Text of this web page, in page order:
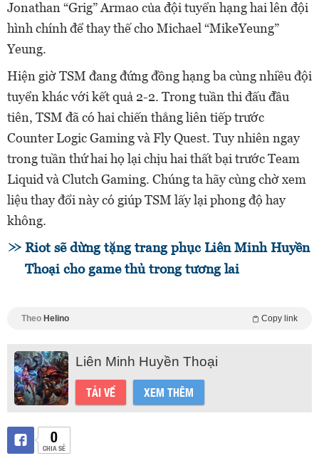
Jonathan “Grig” Armao của đội tuyển hạng hai lên đội
hình chính để thay thế cho Michael “MikeYeung”
Yeung.
Hiện giờ TSM đang đứng đồng hạng ba cùng nhiều đội
tuyển khác với kết quả 2-2. Trong tuần thi đấu đầu
tiên, TSM đã có hai chiến thắng liên tiếp trước
Counter Logic Gaming và Fly Quest. Tuy nhiên ngay
trong tuần thứ hai họ lại chịu hai thất bại trước Team
Liquid và Clutch Gaming. Chúng ta hãy cùng chờ xem
liệu thay đổi này có giúp TSM lấy lại phong độ hay
không.
Riot sẽ dừng tặng trang phục Liên Minh Huyền
Thoại cho game thủ trong tương lai
Theo Helino Copy link
Liên Minh Huyền Thoại
TẢI VỀ XEM THÊM
0
CHIA SẺ